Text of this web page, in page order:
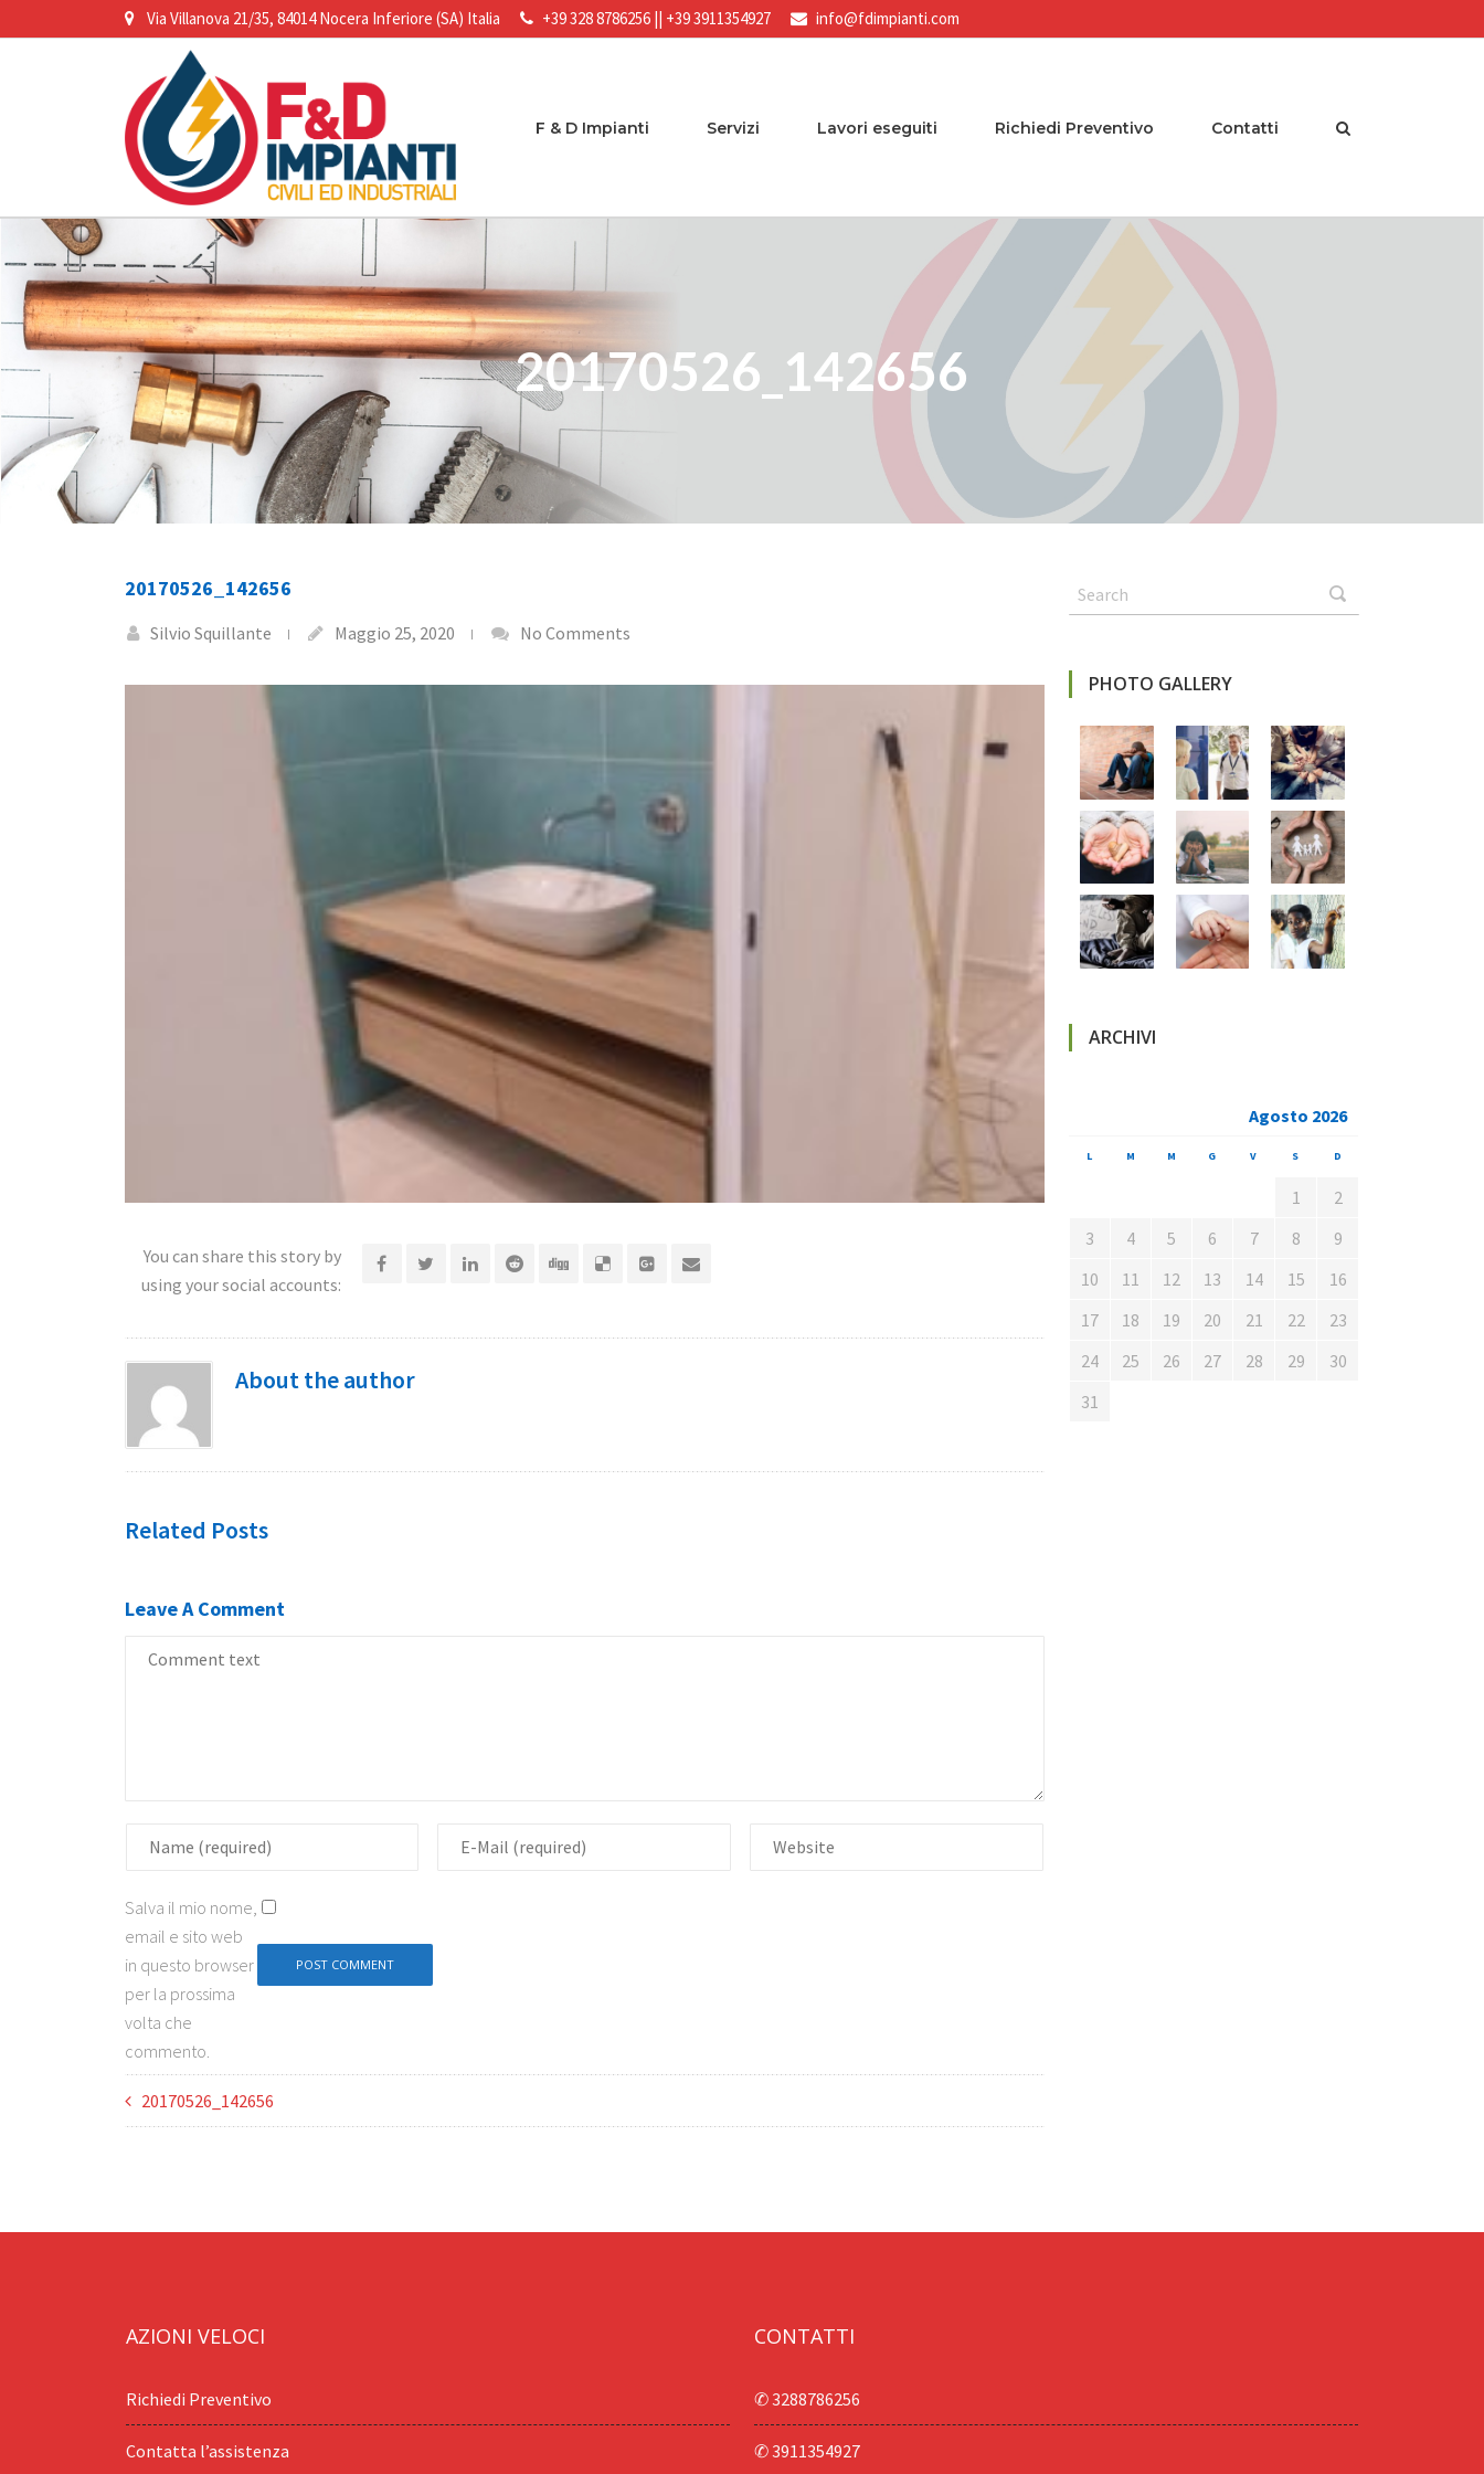
Via Villanova 21/35, 84014 Nocera Inferiore (SA) Italia +39 328 8786256 || +39 3911354927 info@fdimpianti.com
F & D Impianti Servizi Lavori eseguiti Richiedi Preventivo Contatti
20170526_142656
20170526_142656
Silvio Squillante Maggio 25, 2020 No Comments
You can share this story by
using your social accounts:
About the author
Related Posts
Leave A Comment
Salva il mio nome,
email e sito web
in questo browser
per la prossima
volta che
commento.
20170526_142656
PHOTO GALLERY
ARCHIVI
Agosto 2026
L M M G V S D
1
2
3
4 5 6 7 8
9
10
11 12 13 14 15
16
17
18 19 20 21 22
23
24
25 26 27 28 29
30
31
AZIONI VELOCI
Richiedi Preventivo
Contatta l’assistenza
CONTATTI
✆ 3288786256
✆ 3911354927